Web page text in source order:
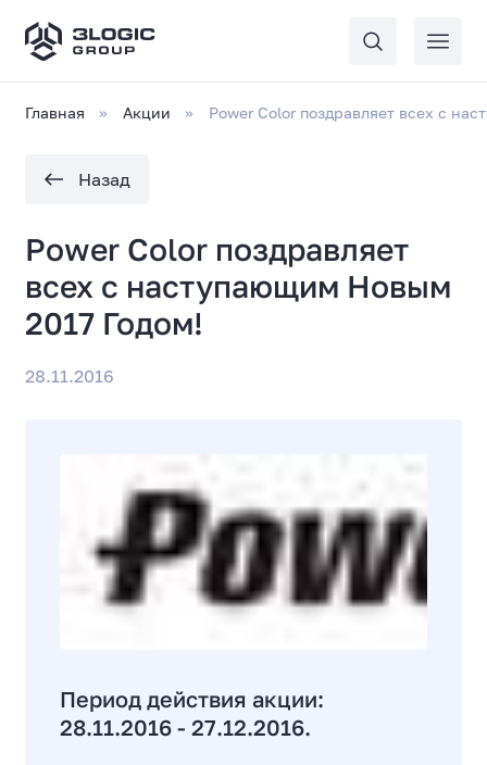
Главная Акции Power Color поздравляет всех с
Назад
Power Color поздравляет
всех с наступающим Новым
2017 Годом!
28.11.2016
Период действия акции:
28.11.2016 - 27.12.2016.